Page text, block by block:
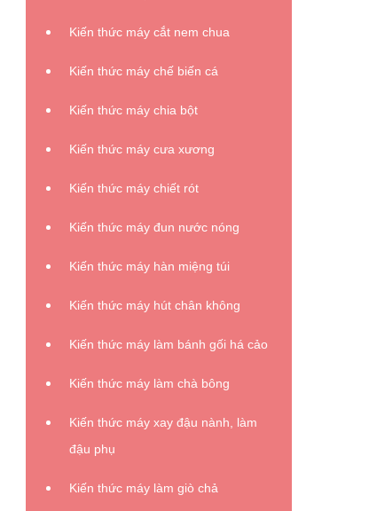
Kiến thức máy cắt nem chua
Kiến thức máy chế biến cá
Kiến thức máy chia bột
Kiến thức máy cưa xương
Kiến thức máy chiết rót
Kiến thức máy đun nước nóng
Kiến thức máy hàn miệng túi
Kiến thức máy hút chân không
Kiến thức máy làm bánh gối há cảo
Kiến thức máy làm chà bông
Kiến thức máy xay đậu nành, làm
đậu phụ
Kiến thức máy làm giò chả